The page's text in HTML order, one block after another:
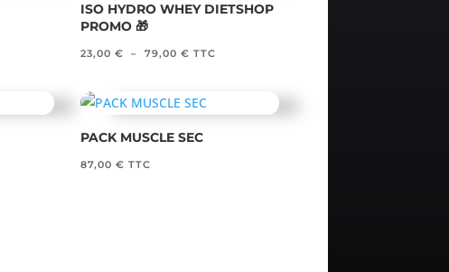
ISO HYDRO WHEY DIETSHOP
PROMO 🎁
23,00 € – 79,00 €Plage
prix :
TTC
PACK MUSCLE SEC
87,00 € TTC